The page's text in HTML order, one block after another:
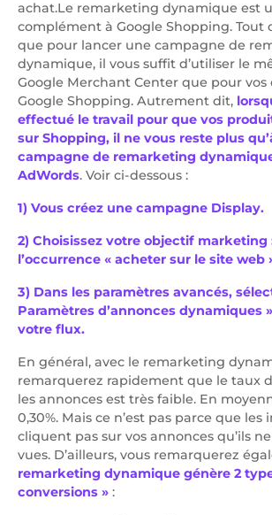
achat.Le remarketing dynamique est
complément à Google Shopping. Tout
que pour lancer une campagne de
dynamique, il vous suffit d’utiliser le
Google Merchant Center que pour vos
Google Shopping. Autrement dit,
effectué le travail pour que vos
sur Shopping, il ne vous reste plus
campagne de remarketing
AdWords. Voir ci-dessous :
1) Vous créez une campagne Display.
2) Choisissez votre objectif marketing
l’occurrence « acheter sur le site web
3) Dans les paramètres avancés,
Paramètres d’annonces dynamiques
votre flux.
En général, avec le remarketing
remarquerez rapidement que le taux
les annonces est très faible. En
0,30%. Mais ce n’est pas parce que
cliquent pas sur vos annonces qu’ils
vues. D’ailleurs, vous remarquerez
remarketing dynamique génère 2
conversions » :